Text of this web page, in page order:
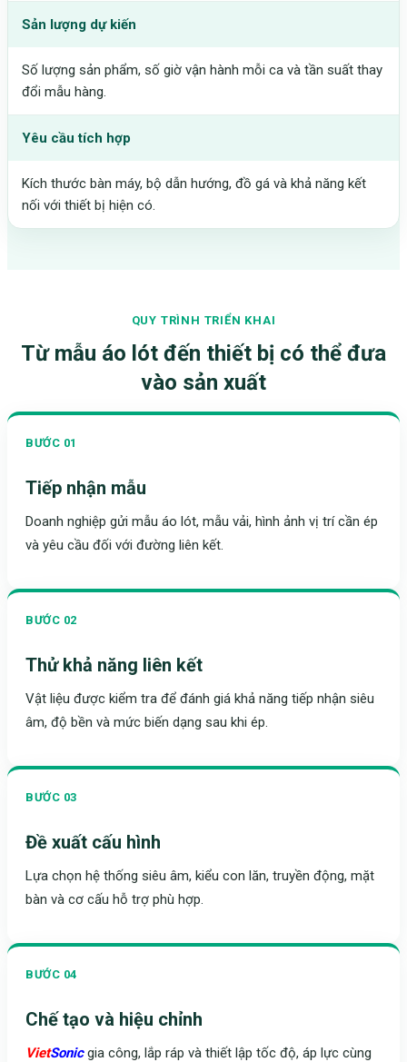
Sản lượng dự kiến
Số lượng sản phẩm, số giờ vận hành mỗi ca và tần suất thay
đổi mẫu hàng.
Yêu cầu tích hợp
Kích thước bàn máy, bộ dẫn hướng, đồ gá và khả năng kết
nối với thiết bị hiện có.
QUY TRÌNH TRIỂN KHAI
Từ mẫu áo lót đến thiết bị có thể đưa
vào sản xuất
BƯỚC 01
Tiếp nhận mẫu
Doanh nghiệp gửi mẫu áo lót, mẫu vải, hình ảnh vị trí cần ép
và yêu cầu đối với đường liên kết.
BƯỚC 02
Thử khả năng liên kết
Vật liệu được kiểm tra để đánh giá khả năng tiếp nhận siêu
âm, độ bền và mức biến dạng sau khi ép.
BƯỚC 03
Đề xuất cấu hình
Lựa chọn hệ thống siêu âm, kiểu con lăn, truyền động, mặt
bàn và cơ cấu hỗ trợ phù hợp.
BƯỚC 04
Chế tạo và hiệu chỉnh
VietSonicgia công, lắp ráp và thiết lập tốc độ, áp lực cùng